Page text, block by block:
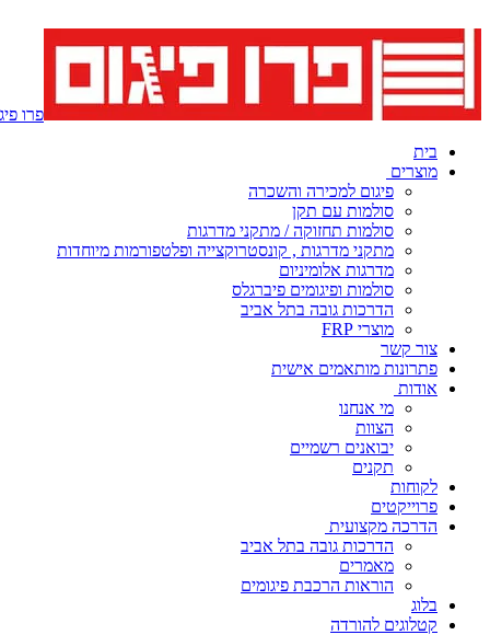
פרו פיגום -
בית
מוצרים
פיגום למכירה והשכרה
סולמות עם תקן
סולמות תחזוקה / מתקני מדרגות
מתקני מדרגות , קונסטרוקצייה ופלטפורמות מיוחדות
מדרגות אלומיניום
סולמות ופיגומים פיברגלס
הדרכות גובה בתל אביב
מוצרי FRP
צור קשר
פתרונות מותאמים אישית
אודות
מי אנחנו
הצוות
יבואנים רשמיים
תקנים
לקוחות
פרוייקטים
הדרכה מקצועית
הדרכות גובה בתל אביב
מאמרים
הוראות הרכבת פיגומים
בלוג
קטלוגים להורדה